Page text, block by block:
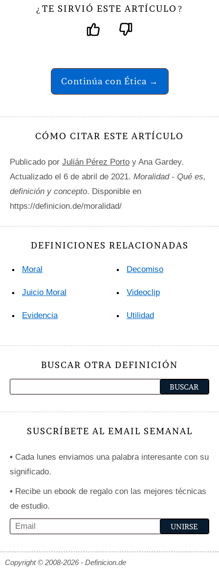
¿ TE SIRVIÓ ESTE ARTÍCULO ?
Continúa con Ética →
CÓMO CITAR ESTE ARTÍCULO
Publicado por Julián Pérez Porto y Ana Gardey.
Actualizado el 6 de abril de 2021. Moralidad - Qué es,
definición y concepto. Disponible en
https://definicion.de/moralidad/
DEFINICIONES RELACIONADAS
Moral
Juicio Moral
Evidencia
Decomiso
Videoclip
Utilidad
BUSCAR OTRA DEFINICIÓN
SUSCRÍBETE AL EMAIL SEMANAL
• Cada lunes enviamos una palabra interesante con su
significado.
• Recibe un ebook de regalo con las mejores técnicas
de estudio.
Copyright © 2008-2026 - Definicion.de